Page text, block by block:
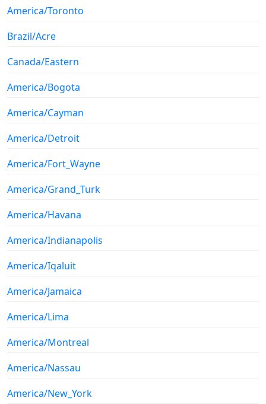
America/Toronto
Brazil/Acre
Canada/Eastern
America/Bogota
America/Cayman
America/Detroit
America/Fort_Wayne
America/Grand_Turk
America/Havana
America/Indianapolis
America/Iqaluit
America/Jamaica
America/Lima
America/Montreal
America/Nassau
America/New_York